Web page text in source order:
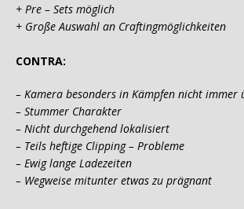
+ Pre – Sets möglich
+ Große Auswahl an Craftingmöglichkeiten
CONTRA:
– Kamera besonders in Kämpfen nicht immer
– Stummer Charakter
– Nicht durchgehend lokalisiert
– Teils heftige Clipping – Probleme
– Ewig lange Ladezeiten
– Wegweise mitunter etwas zu prägnant